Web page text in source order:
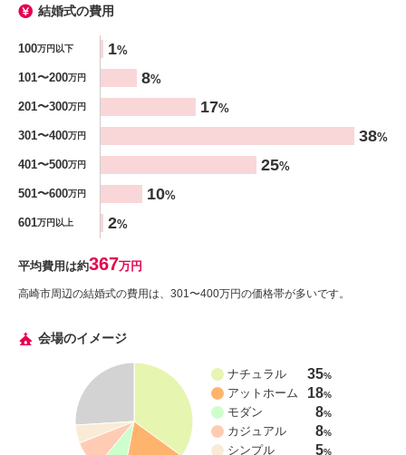
結婚式の費用
金額
100万円以下 1%
101〜200万円 8%
201〜300万円 17%
301〜400万円 38%
401〜500万円 25%
501〜600万円 10%
601万円以上 2%
平均費用は約367万円
高崎市周辺の結婚式の費用は、301〜400万円の価格帯が多いです。
会場のイメージ
ナチュラル 35%
アットホーム 18%
モダン 8%
カジュアル 8%
シンプル 5%